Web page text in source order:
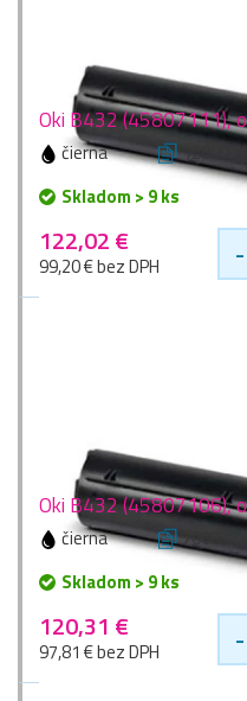
Oki B432 (45807111),
čierna 12000
Skladom > 9 ks
122,02 €
99,20 € bez DPH -
Oki B432 (45807106),
čierna 7000
Skladom > 9 ks
120,31 €
97,81 € bez DPH -